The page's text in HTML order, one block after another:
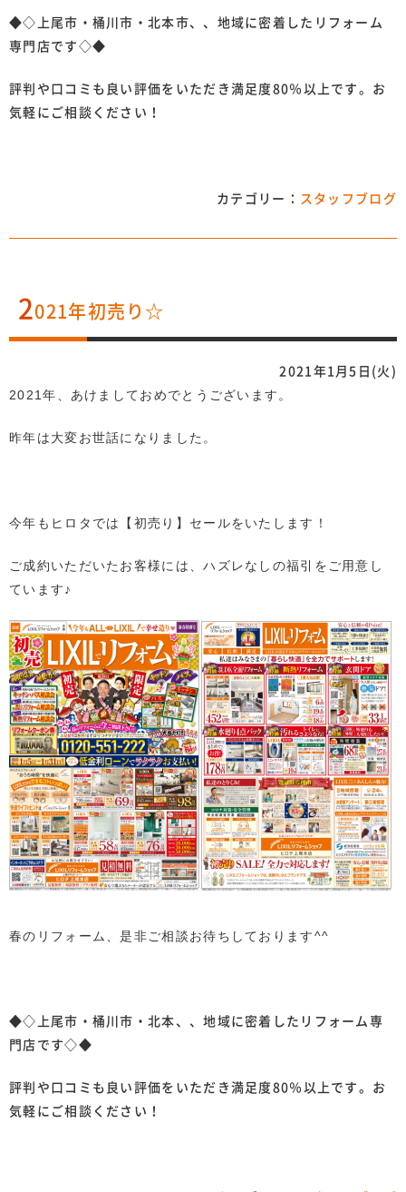
◆◇上尾市・桶川市・北本市、、地域に密着したリフォーム
専門店です◇◆
評判や口コミも良い評価をいただき満足度80％以上です。お
気軽にご相談ください！
カテゴリー： スタッフブログ
2021年初売り☆
2021年1月5日(火)
2021年、あけましておめでとうございます。
昨年は大変お世話になりました。
今年もヒロタでは【初売り】セールをいたします！
ご成約いただいたお客様には、ハズレなしの福引をご用意し
ています♪
春のリフォーム、是非ご相談お待ちしております^^
◆◇上尾市・桶川市・北本、、地域に密着したリフォーム専
門店です◇◆
評判や口コミも良い評価をいただき満足度80％以上です。お
気軽にご相談ください！